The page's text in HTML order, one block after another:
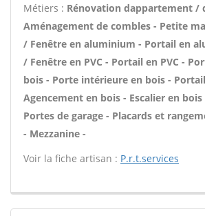
Métiers : Rénovation dappartement /
Aménagement de combles - Petite
/ Fenêtre en aluminium - Portail en
/ Fenêtre en PVC - Portail en PVC -
bois - Porte intérieure en bois -
Agencement en bois - Escalier en bois
Portes de garage - Placards et
- Mezzanine -
Voir la fiche artisan : P.r.t.services